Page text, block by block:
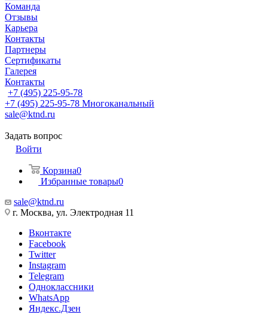
Команда
Отзывы
Карьера
Контакты
Партнеры
Сертификаты
Галерея
Контакты
+7 (495) 225-95-78
+7 (495) 225-95-78 Многоканальный
sale@ktnd.ru
Задать вопрос
Войти
Корзина0
Избранные товары0
sale@ktnd.ru
г. Москва, ул. Электродная 11
Вконтакте
Facebook
Twitter
Instagram
Telegram
Одноклассники
WhatsApp
Яндекс.Дзен